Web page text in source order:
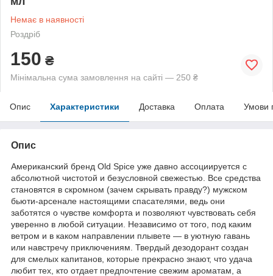
Немає в наявності
Роздріб
150 ₴
Мінімальна сума замовлення на сайті — 250 ₴
Опис Характеристики Доставка Оплата Умови
Опис
Американский бренд Old Spice уже давно ассоциируется с
абсолютной чистотой и безусловной свежестью. Все средства
становятся в скромном (зачем скрывать правду?) мужском
бьюти-арсенале настоящими спасателями, ведь они
заботятся о чувстве комфорта и позволяют чувствовать себя
уверенно в любой ситуации. Независимо от того, под каким
ветром и в каком направлении плывете — в уютную гавань
или навстречу приключениям. Твердый дезодорант создан
для смелых капитанов, которые прекрасно знают, что удача
любит тех, кто отдает предпочтение свежим ароматам, а